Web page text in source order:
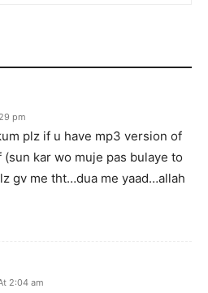
pm
plz if u have mp3 version of
kar wo muje pas bulaye to
gv me tht…dua me yaad…allah
2:04 am